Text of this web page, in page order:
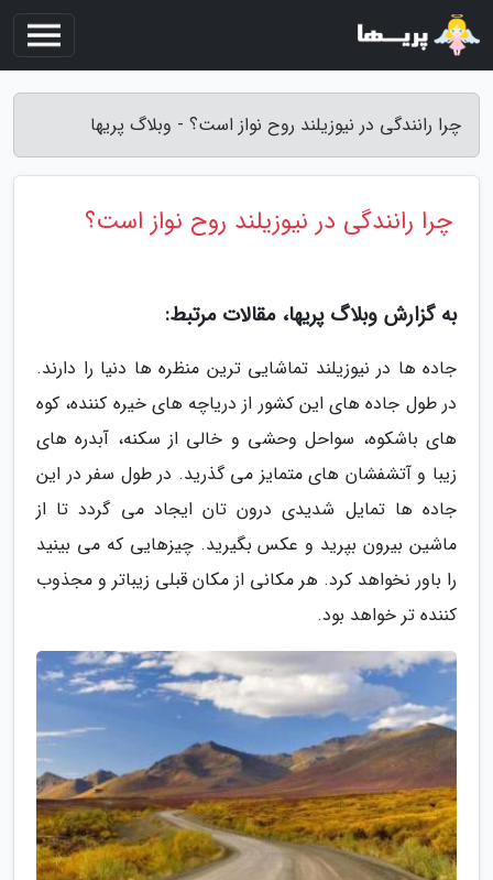
چرا رانندگی در نیوزیلند روح نواز است؟ - وبلاگ پریها
چرا رانندگی در نیوزیلند روح نواز است؟
به گزارش وبلاگ پریها، مقالات مرتبط:
جاده ها در نیوزیلند تماشایی ترین منظره ها دنیا را دارند.
در طول جاده های این کشور از دریاچه های خیره کننده، کوه
های باشکوه، سواحل وحشی و خالی از سکنه، آبدره های
زیبا و آتشفشان های متمایز می گذرید. در طول سفر در این
جاده ها تمایل شدیدی درون تان ایجاد می گردد تا از
ماشین بیرون بپرید و عکس بگیرید. چیزهایی که می بینید
را باور نخواهد کرد. هر مکانی از مکان قبلی زیباتر و مجذوب
کننده تر خواهد بود.